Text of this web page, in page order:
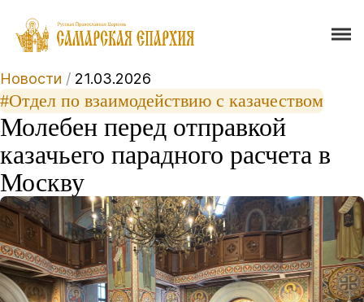
Новости / 21.03.2026
#Отдел по взаимодействию с казачеством
Молебен перед отправкой
казачьего парадного расчета в
Москву